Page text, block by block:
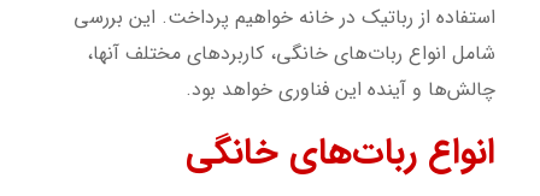
استفاده از رباتیک در خانه خواهیم پرداخت. این بررسی
شامل انواع ربات‌های خانگی، کاربردهای مختلف آنها،
چالش‌ها و آینده این فناوری خواهد بود.
انواع ربات‌های خانگی